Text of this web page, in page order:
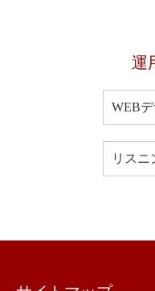
運
WEB
リスニ